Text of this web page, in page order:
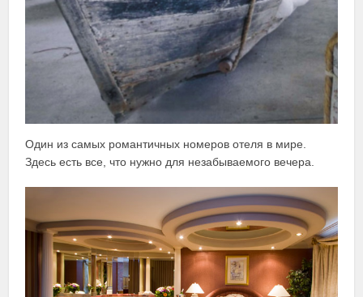
Один из самых романтичных номеров отеля в мире.
Здесь есть все, что нужно для незабываемого вечера.